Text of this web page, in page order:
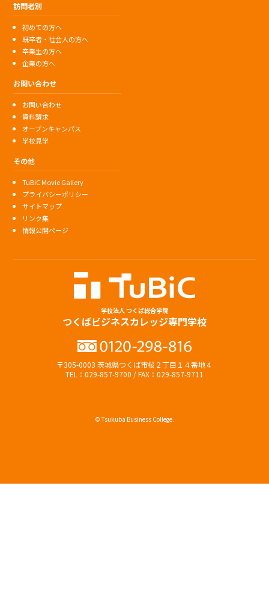
訪問者別
初めての方へ
既卒者・社会人の方へ
卒業生の方へ
企業の方へ
お問い合わせ
お問い合わせ
資料請求
オープンキャンパス
学校見学
その他
TuBiC Movie Gallery
プライバシーポリシー
サイトマップ
リンク集
情報公開ページ
学校法人 つくば総合学院
つくばビジネスカレッジ専門学校
〒305-0003 茨城県つくば市桜２丁目１４番地４
TEL：029-857-9700 / FAX：029-857-9711
© Tsukuba Business College.